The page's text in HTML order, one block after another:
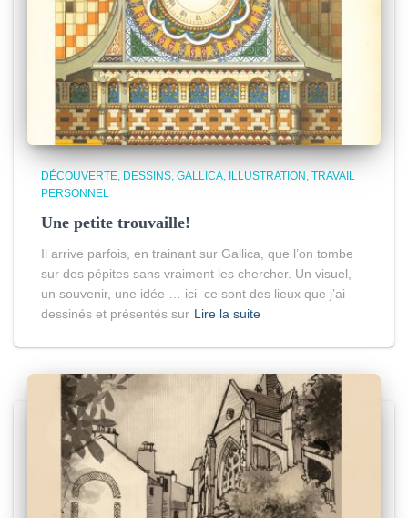
DÉCOUVERTE DESSINS GALLICA ILLUSTRATION TRAVAIL
PERSONNEL
Une petite trouvaille!
Il arrive parfois, en trainant sur Gallica, que l’on tombe
sur des pépites sans vraiment les chercher. Un visuel,
un souvenir, une idée … ici ce sont des lieux que j’ai
dessinés et présentés sur Lire la suite